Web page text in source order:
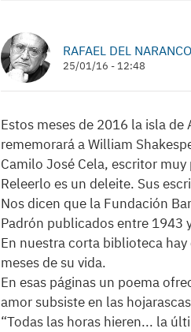
RAFAEL DEL NARANCO
25/01/16 - 12:48
Estos meses de 2016 la isla
rememorará a William
Camilo José Cela, escritor
Releerlo es un deleite. Sus
Nos dicen que la Fundación
Padrón publicados entre 1943
En nuestra corta biblioteca
meses de su vida.
En esas páginas un poema
amor subsiste en las
“Todas las horas hieren... la